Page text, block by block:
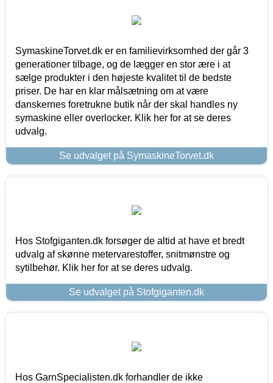
SymaskineTorvet.dk er en familievirksomhed der går 3
generationer tilbage, og de lægger en stor ære i at
sælge produkter i den højeste kvalitet til de bedste
priser. De har en klar målsætning om at være
danskernes foretrukne butik når der skal handles ny
symaskine eller overlocker. Klik her for at se deres
udvalg.
Se udvalget på SymaskineTorvet.dk
Hos Stofgiganten.dk forsøger de altid at have et bredt
udvalg af skønne metervarestoffer, snitmønstre og
sytilbehør. Klik her for at se deres udvalg.
Se udvalget på Stofgiganten.dk
Hos GarnSpecialisten.dk forhandler de ikke